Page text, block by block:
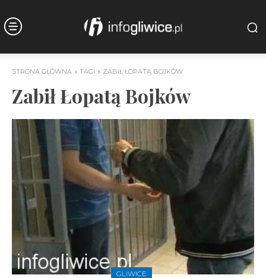
STRONA GŁÓWNA TAGI ZABIŁ ŁOPATĄ BOJKÓW
Zabił Łopatą Bojków
GLIWICE